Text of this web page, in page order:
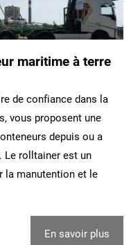
maritime à terre
de confiance dans la
vous proposent une
depuis ou a
Le rolltainer est un
la manutention et le
En savoir plus